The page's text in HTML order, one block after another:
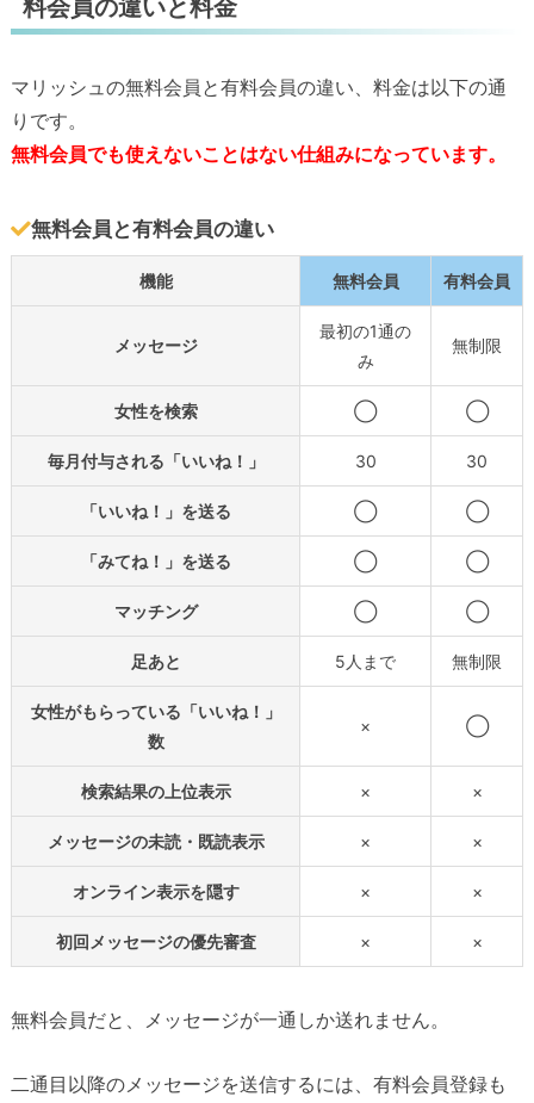
料会員の違いと料金
マリッシュの無料会員と有料会員の違い、料金は以下の通
りです。
無料会員でも使えないことはない仕組みになっています。
無料会員と有料会員の違い
機能 無料会員 有料会員
メッセージ
最初の1通の
み
無制限
女性を検索 ◯ ◯
毎月付与される「いいね！」 30 30
「いいね！」を送る ◯ ◯
「みてね！」を送る ◯ ◯
マッチング ◯ ◯
足あと 5人まで 無制限
女性がもらっている「いいね！」
数
× ◯
検索結果の上位表示 × ×
メッセージの未読・既読表示 × ×
オンライン表示を隠す × ×
初回メッセージの優先審査 × ×
無料会員だと、メッセージが一通しか送れません。
二通目以降のメッセージを送信するには、有料会員登録も